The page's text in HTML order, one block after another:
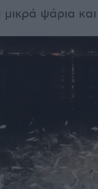
μικρά ψάρια